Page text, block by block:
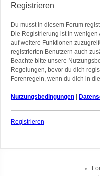
Registrieren
Du musst in diesem Forum
Die Registrierung ist in
auf weitere Funktionen
registrierten Benutzern auch
Beachte bitte unsere
Regelungen, bevor du dich
Forenregeln, wenn du dich in
Nutzungsbedingungen
Registrieren